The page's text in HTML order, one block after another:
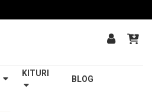
KITURI
BLOG